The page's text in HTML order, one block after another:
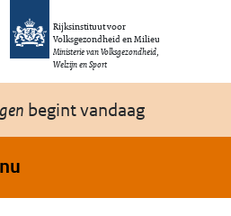
gaan
Rijksinstituut voor
Volksgezondheid en Milieu
Ministerie van Volksgezondheid,
Welzijn en Sport
begint vandaag